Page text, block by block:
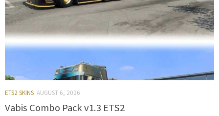
ETS2 SKINS AUGUST 6, 2026
Vabis Combo Pack v1.3 ETS2